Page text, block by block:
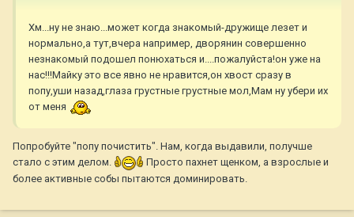
Хм...ну не знаю...может когда знакомый-дружище лезет и
нормально,а тут,вчера например, дворянин совершенно
незнакомый подошел понюхаться и....пожалуйста!он уже на
нас!!!Майку это все явно не нравится,он хвост сразу в
попу,уши назад,глаза грустные грустные мол,Мам ну убери их
от меня
Попробуйте "попу почистить". Нам, когда выдавили, получше
стало с этим делом.
Просто пахнет щенком, а взрослые и
более активные собы пытаются доминировать.